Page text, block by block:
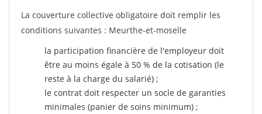
La couverture collective obligatoire doit remplir les
conditions suivantes : Meurthe-et-moselle
la participation financière de l'employeur doit
être au moins égale à 50 % de la cotisation (le
reste à la charge du salarié) ;
le contrat doit respecter un socle de garanties
minimales (panier de soins minimum) ;